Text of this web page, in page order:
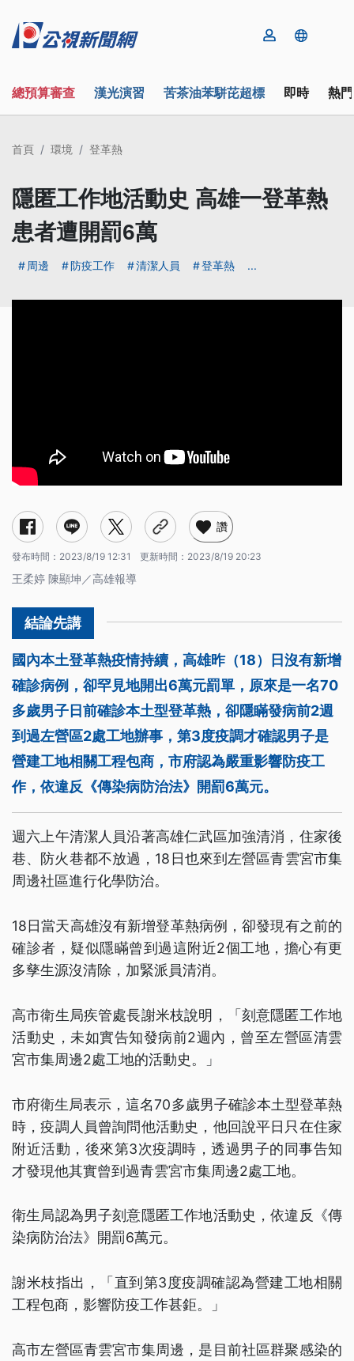
總預算審查 漢光演習 苦茶油苯駢芘超標 即時 熱
首頁 環境 登革熱
隱匿工作地活動史 高雄一登革熱
患者遭開罰6萬
周邊 防疫工作 清潔人員 登革熱 ...
讚
發布時間： 2023/8/19 12:31 更新時間： 2023/8/19 20:23
王柔婷 陳顯坤／高雄報導
國內本土登革熱疫情持續，高雄昨（18）日沒有新增
確診病例，卻罕見地開出6萬元罰單，原來是一名70
多歲男子日前確診本土型登革熱，卻隱瞞發病前2週
到過左營區2處工地辦事，第3度疫調才確認男子是
營建工地相關工程包商，市府認為嚴重影響防疫工
作，依違反《傳染病防治法》開罰6萬元。
週六上午清潔人員沿著高雄仁武區加強清消，住家後
巷、防火巷都不放過，18日也來到左營區青雲宮市集
周邊社區進行化學防治。
18日當天高雄沒有新增登革熱病例，卻發現有之前的
確診者，疑似隱瞞曾到過這附近2個工地，擔心有更
多孳生源沒清除，加緊派員清消。
高市衛生局疾管處長謝米枝說明，「刻意隱匿工作地
活動史，未如實告知發病前2週內，曾至左營區清雲
宮市集周邊2處工地的活動史。」
市府衛生局表示，這名70多歲男子確診本土型登革熱
時，疫調人員曾詢問他活動史，他回說平日只在住家
附近活動，後來第3次疫調時，透過男子的同事告知
才發現他其實曾到過青雲宮市集周邊2處工地。
衛生局認為男子刻意隱匿工作地活動史，依違反《傳
染病防治法》開罰6萬元。
謝米枝指出，「直到第3度疫調確認為營建工地相關
工程包商，影響防疫工作甚鉅。」
高市左營區青雲宮市集周邊，是目前社區群聚感染的